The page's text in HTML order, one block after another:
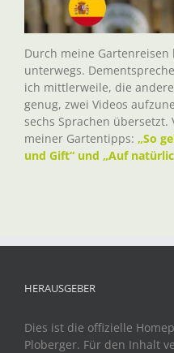
Durch meine
unterwegs.
ich mittlerweile, die
genug, zwei Videos
sechs Sprachen übersetzt.
meiner Gartentipps: „So
und Gift“ und „Auf
HERAUSGEBER
Dies ist die offizielle
Ploberger. Für den Inhalt